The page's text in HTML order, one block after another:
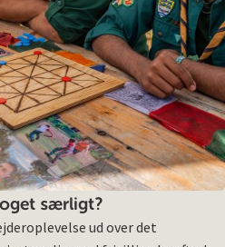
særligt?
ud over det